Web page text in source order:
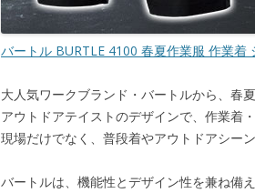
バートル BURTLE 4100 春夏作業服 作業着
大人気ワークブランド・バートルから、春
アウトドアテイストのデザインで、作業着
現場だけでなく、普段着やアウトドアシー
バートルは、機能性とデザイン性を兼ね備